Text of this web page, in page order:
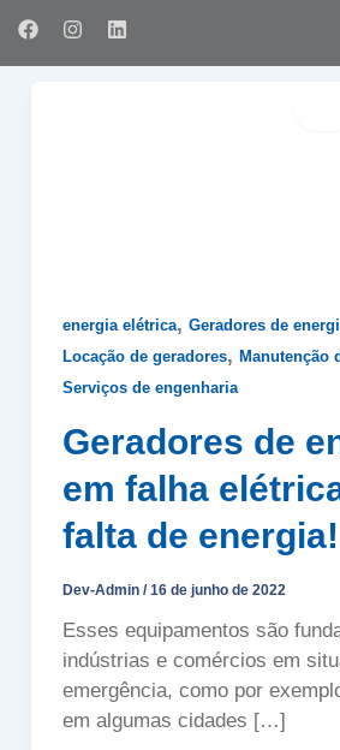
para
o
F
a
c
I
s
L
n
energia elétrica, Geradores de
Locação de geradores, Manutenção
Serviços de engenharia
Geradores de
em falha
falta de energia!
Dev-Admin /16 de junho de 2022
Esses equipamentos são
indústrias e comércios em
emergência, como por
em algumas cidades […]